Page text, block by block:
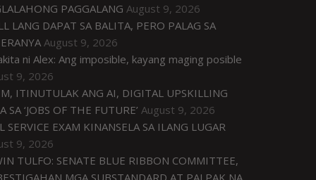
PAGGALANG August 9, 2026
LANG DAPAT SA BALITA, PERO PALAG SA
August 9, 2026
ni Alex: Ang imposible, kayang maging posible
9, 2026
ITINUTULAK ANG AI, DIGITAL UPSKILLING
SA ‘JOBS OF THE FUTURE’ August 9, 2026
SERVICE EXAM KINANSELA SA ILANG LUGAR
9, 2026
TULFO: SENATE BLUE RIBBON COMMITTEE,